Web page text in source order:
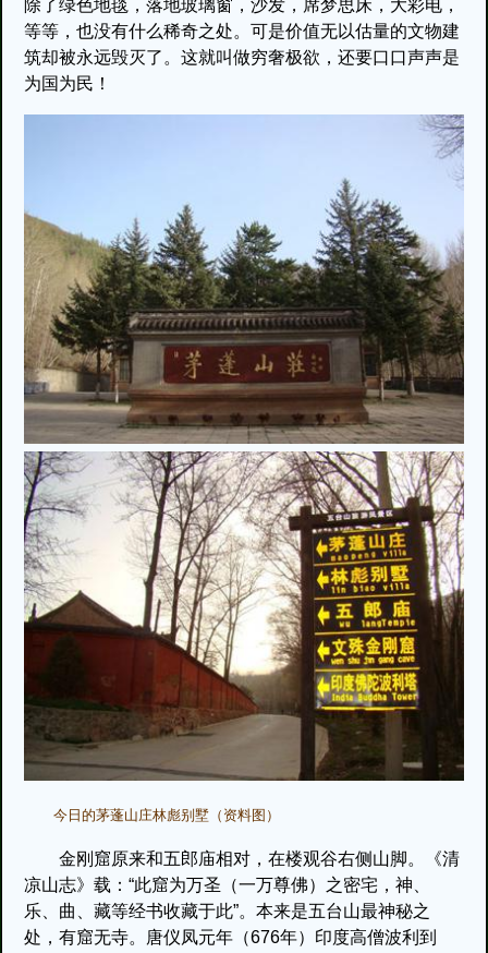
除了绿色地毯，落地玻璃窗，沙发，席梦思床，大彩电，
等等，也没有什么稀奇之处。可是价值无以估量的文物建
筑却被永远毁灭了。这就叫做穷奢极欲，还要口口声声是
为国为民！
今日的茅蓬山庄林彪别墅（资料图）
金刚窟原来和五郎庙相对，在楼观谷右侧山脚。《清
凉山志》载：“此窟为万圣（一万尊佛）之密宅，神、
乐、曲、藏等经书收藏于此”。本来是五台山最神秘之
处，有窟无寺。唐仪凤元年（676年）印度高僧波利到